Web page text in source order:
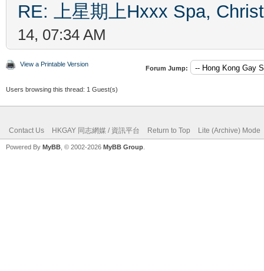
RE: 上星期上Hxxx Spa,
14, 07:34 AM
View a Printable Version
Forum Jump:
Users browsing this thread: 1 Guest(s)
Contact Us HKGAY 同志網媒 / 資訊平台 Return to Top Lite (Archive) Mode
Powered By MyBB , © 2002-2026 MyBB Group